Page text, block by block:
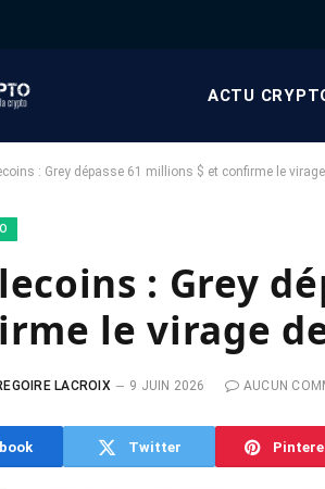
ACTU
: Grey dépasse 61 millions $ et confirme le
: Grey
le virage
LACROIX 9 JUIN 2026 AUCUN
Twitter